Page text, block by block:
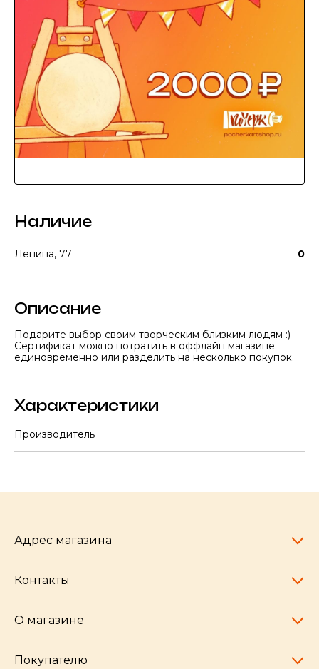
Наличие
Ленина, 77 0
Описание
Подарите выбор своим творческим близким людям :)
Сертификат можно потратить в оффлайн магазине
единовременно или разделить на несколько покупок.
Характеристики
Производитель
Адрес магазина
Челябинск,
Контакты
pocherkartshop@mail.ru
hello@pocherkartshop.ru
О магазине
Наши истории
Покупателю